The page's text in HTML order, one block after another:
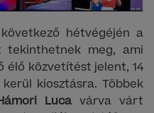
hétvégéjén a
tekinthetnek meg, ami
élő közvetítést jelent, 14
kiosztásra. Többek
Luca várva várt